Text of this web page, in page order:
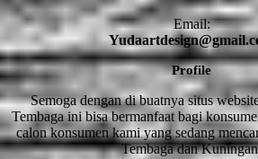
Email:
Profile
Semoga dengan di buatnya situs
Tembaga ini bisa bermanfaat bagi
calon konsumen kami yang sedang
Tembaga dan